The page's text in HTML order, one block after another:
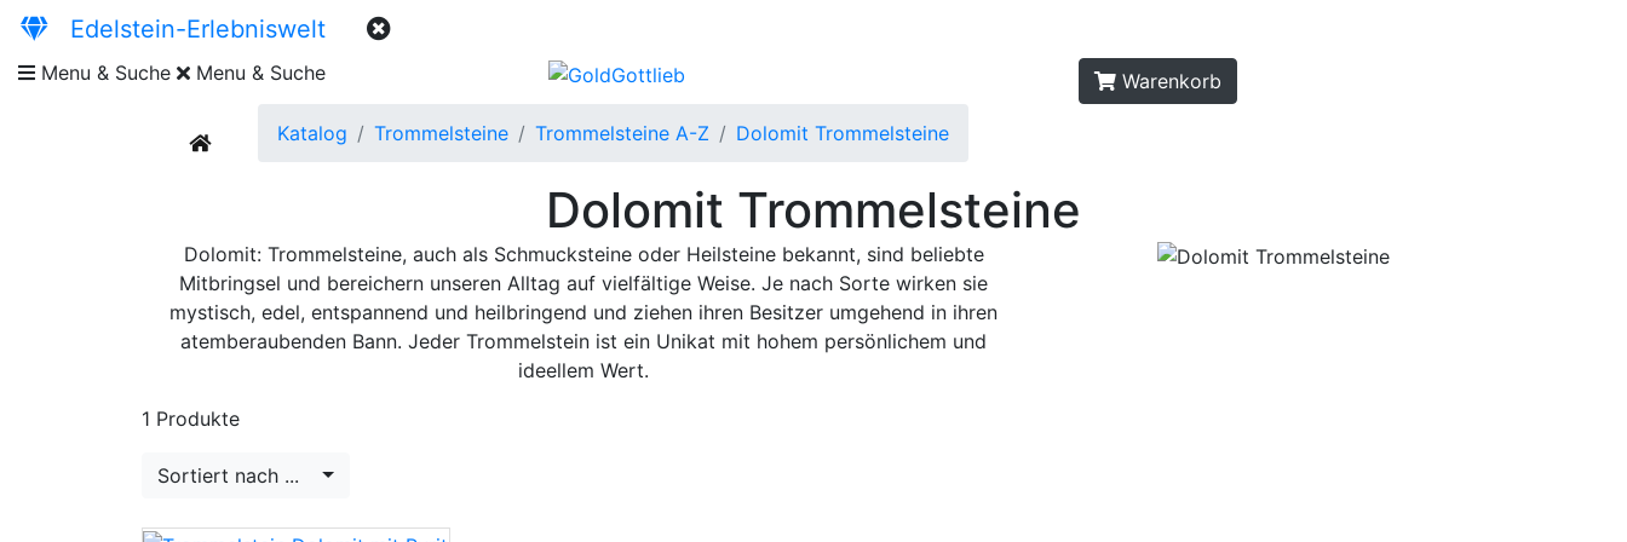
Edelstein-Erlebniswelt
Menu & Suche Menu & Suche Warenkorb
current Katalog Trommelsteine Trommelsteine A-Z Dolomit Trommelsteine
Dolomit Trommelsteine
Dolomit: Trommelsteine, auch als Schmucksteine oder Heilsteine bekannt, sind beliebte
Mitbringsel und bereichern unseren Alltag auf vielfältige Weise. Je nach Sorte wirken sie
mystisch, edel, entspannend und heilbringend und ziehen ihren Besitzer umgehend in ihren
atemberaubenden Bann. Jeder Trommelstein ist ein Unikat mit hohem persönlichem und
ideellem Wert.
1 Produkte
Sortiert nach ...